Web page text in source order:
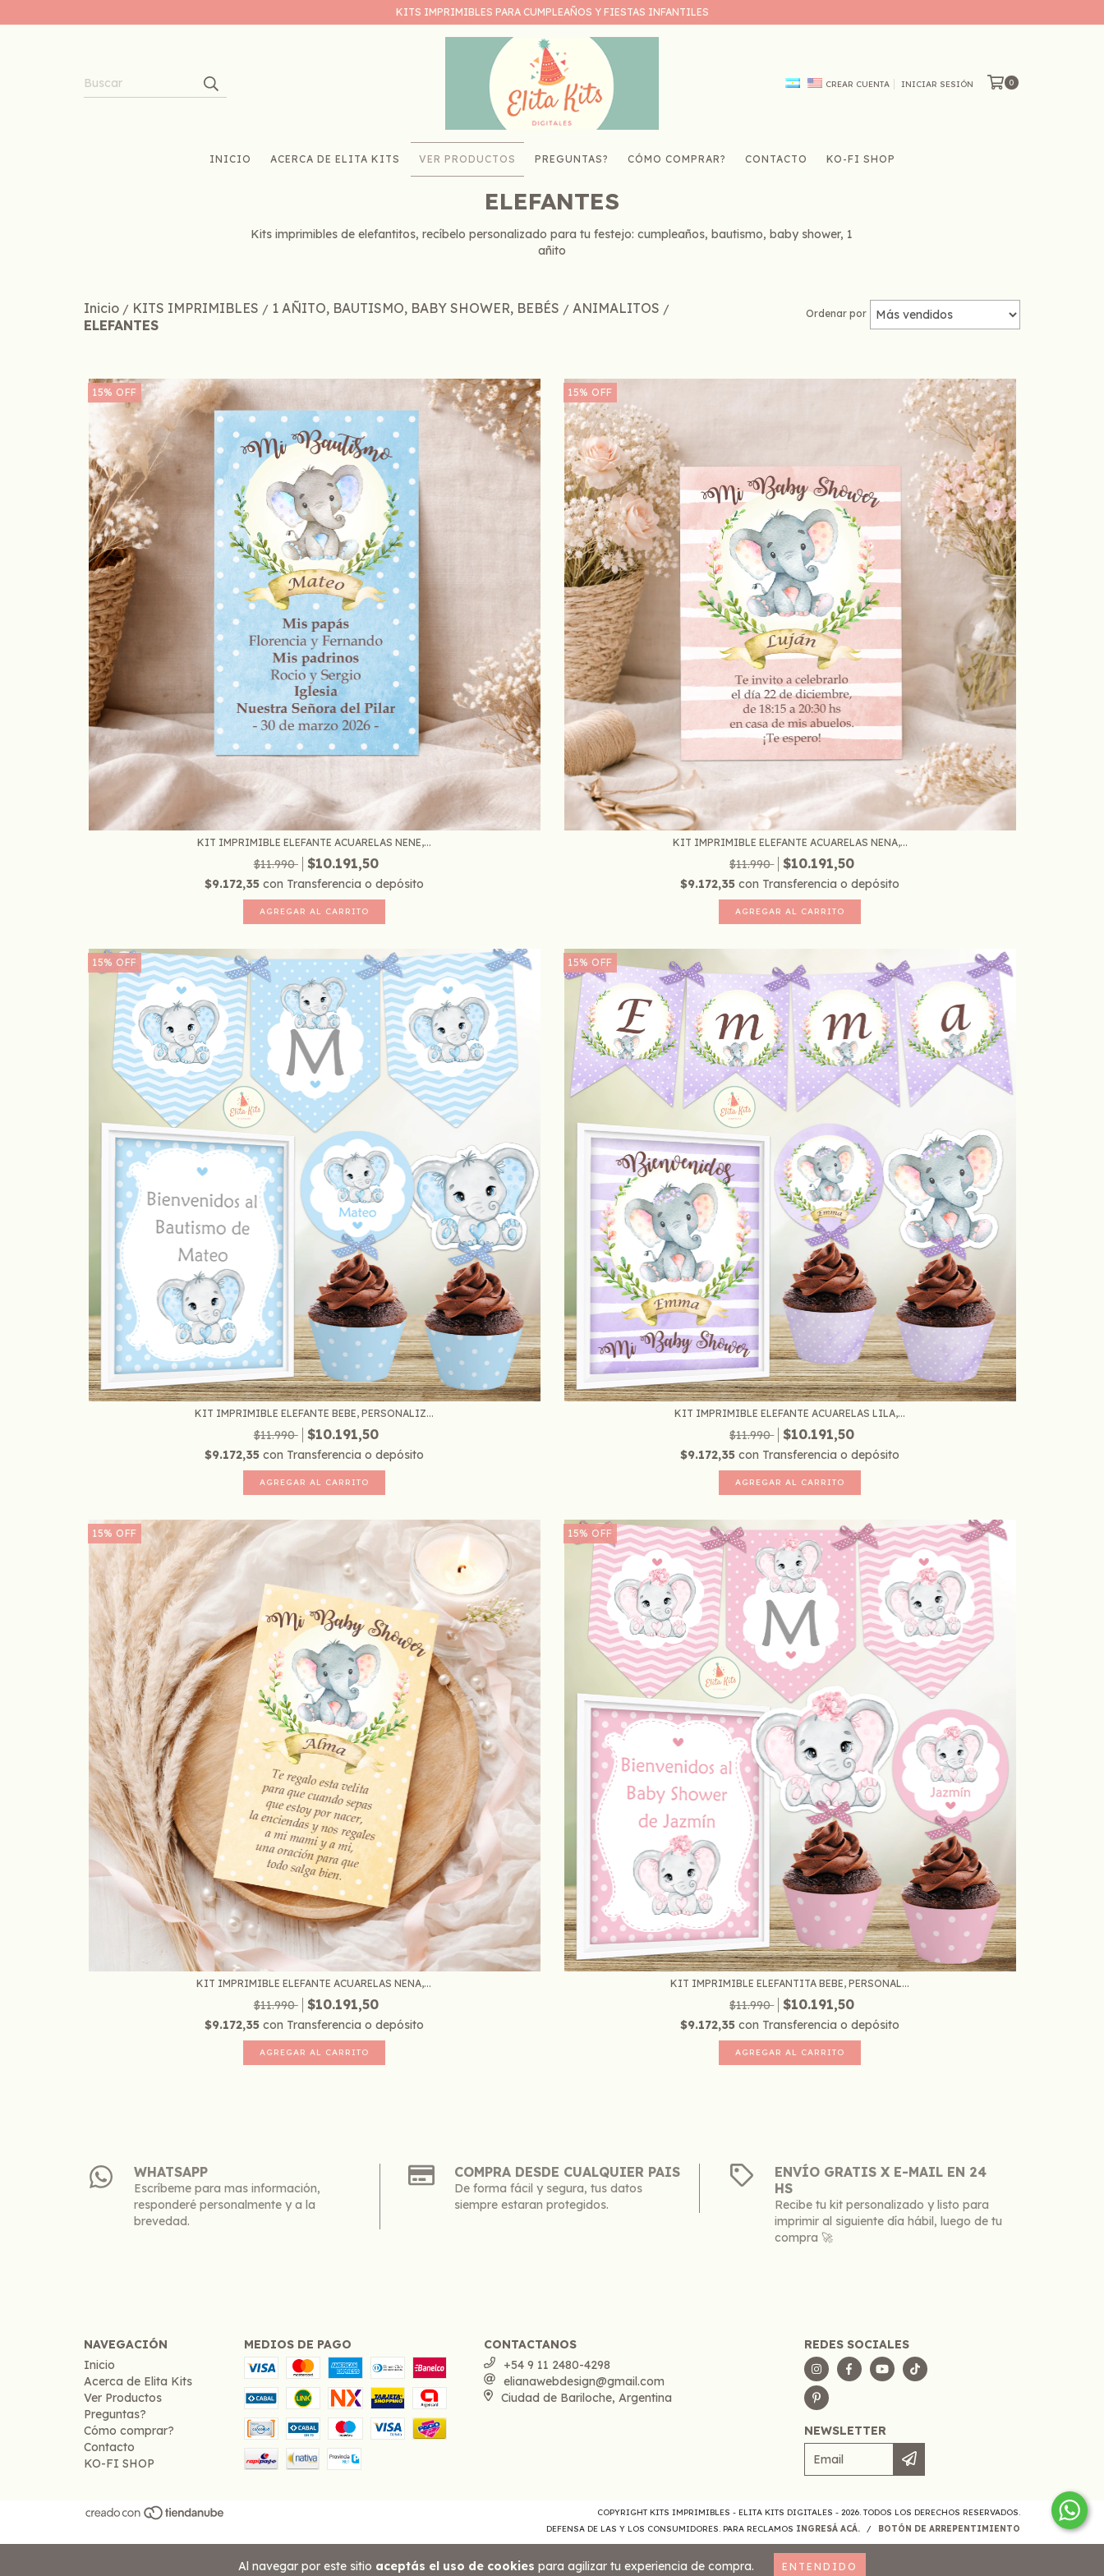
Al navegar por este sitio aceptás el uso de cookies para agilizar tu experiencia de compra. ENTENDIDO
KITS IMPRIMIBLES PARA CUMPLEAÑOS Y FIESTAS INFANTILES
CREAR CUENTA INICIAR SESIÓN 0
INICIO ACERCA DE ELITA KITS VER PRODUCTOS PREGUNTAS? CÓMO COMPRAR? CONTACTO KO-FI SHOP
ELEFANTES
Kits imprimibles de elefantitos, recíbelo personalizado para tu festejo: cumpleaños, bautismo, baby shower, 1
añito
Inicio / KITS IMPRIMIBLES / 1 AÑITO, BAUTISMO, BABY SHOWER, BEBÉS / ANIMALITOS /
ELEFANTES
Ordenar por
15% OFF
KIT IMPRIMIBLE ELEFANTE ACUARELAS NENE,...
$11.990 $10.191,50
$9.172,35 con Transferencia o depósito
15% OFF
KIT IMPRIMIBLE ELEFANTE ACUARELAS NENA,...
$11.990 $10.191,50
$9.172,35con Transferencia o depósito
15% OFF
KIT IMPRIMIBLE ELEFANTE BEBE, PERSONALIZ...
$11.990 $10.191,50
$9.172,35 con Transferencia o depósito
15% OFF
KIT IMPRIMIBLE ELEFANTE ACUARELAS LILA,...
$11.990 $10.191,50
$9.172,35con Transferencia o depósito
15% OFF
KIT IMPRIMIBLE ELEFANTE ACUARELAS NENA,...
$11.990 $10.191,50
$9.172,35 con Transferencia o depósito
15%OFF
KIT IMPRIMIBLE ELEFANTITA BEBE, PERSONAL...
$11.990 $10.191,50
$9.172,35con Transferencia o depósito
WHATSAPP
Escríbeme para mas información,
responderé personalmente y a la
brevedad.
COMPRA DESDE CUALQUIER PAIS
De forma fácil y segura, tus datos
siempre estaran protegidos.
ENVÍO GRATIS X E-MAIL EN 24
HS
Recibe tu kit personalizado y listo para
imprimir al siguiente día hábil, luego de tu
compra 🚀
NAVEGACIÓN
Inicio
Acerca de Elita Kits
Ver Productos
Preguntas?
Cómo comprar?
Contacto
KO-FI SHOP
MEDIOS DE PAGO
CONTACTANOS
+54 9 11 2480-4298
elianawebdesign@gmail.com
Ciudad de Bariloche, Argentina
REDES SOCIALES
NEWSLETTER
COPYRIGHT KITS IMPRIMIBLES - ELITA KITS DIGITALES - 2026. TODOS LOS DERECHOS RESERVADOS.
DEFENSA DE LAS Y LOS CONSUMIDORES. PARA RECLAMOS INGRESÁ ACÁ. / BOTÓN DE ARREPENTIMIENTO